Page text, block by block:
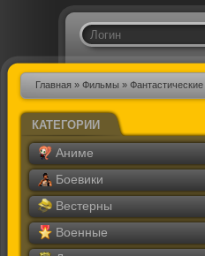
Главная » Фильмы » Фантастические
КАТЕГОРИИ
Аниме
Боевики
Вестерны
Военные